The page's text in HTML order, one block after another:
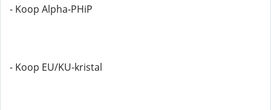
- Koop Alpha-PHiP
- Koop EU/KU-kristal